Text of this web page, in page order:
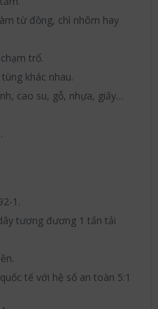
từ đồng, chì nhôm hay
trổ.
khác nhau.
cao su, gỗ, nhựa, giấy…
1.
tương đương 1 tấn tải
tế với hệ số an toàn 5:1